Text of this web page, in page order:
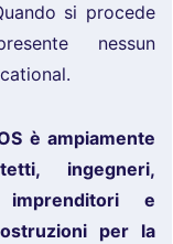
si procede
nessun
è ampiamente
ingegneri,
e
per la